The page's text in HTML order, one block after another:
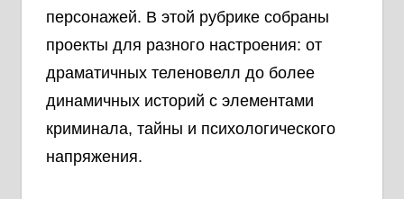
персонажей. В этой рубрике собраны
проекты для разного настроения: от
драматичных теленовелл до более
динамичных историй с элементами
криминала, тайны и психологического
напряжения.